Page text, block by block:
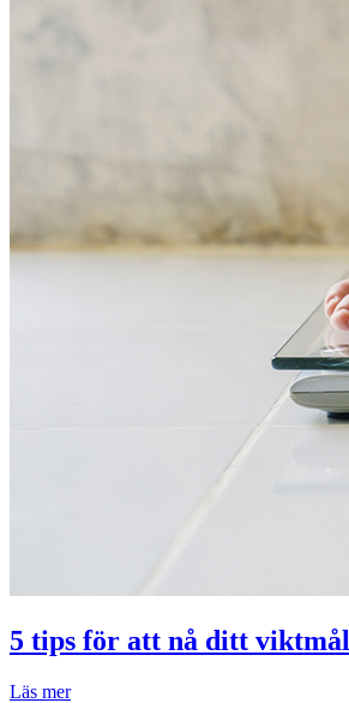
5 tips för att nå ditt viktmål
Läs mer